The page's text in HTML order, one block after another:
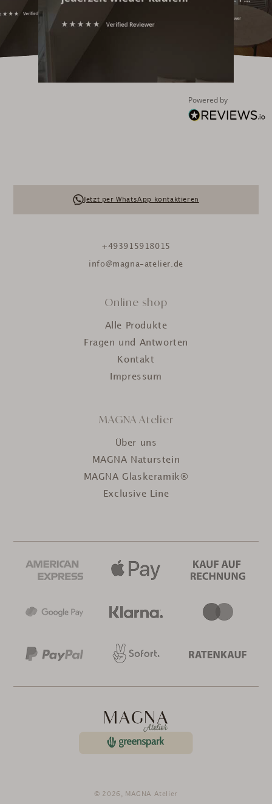
Powered by
Jetzt per WhatsApp kontaktieren
+493915918015
info@magna-atelier.de
Online shop
Alle Produkte
Fragen und Antworten
Kontakt
Impressum
MAGNA Atelier
Über uns
MAGNA Naturstein
MAGNA Glaskeramik®
Exclusive Line
© 2026, MAGNA Atelier